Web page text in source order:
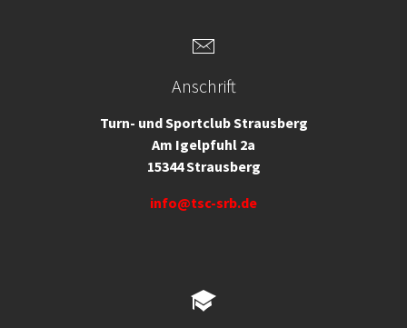
Anschrift
Turn- und Sportclub Strausberg
Am Igelpfuhl 2a
15344 Strausberg
info@tsc-srb.de